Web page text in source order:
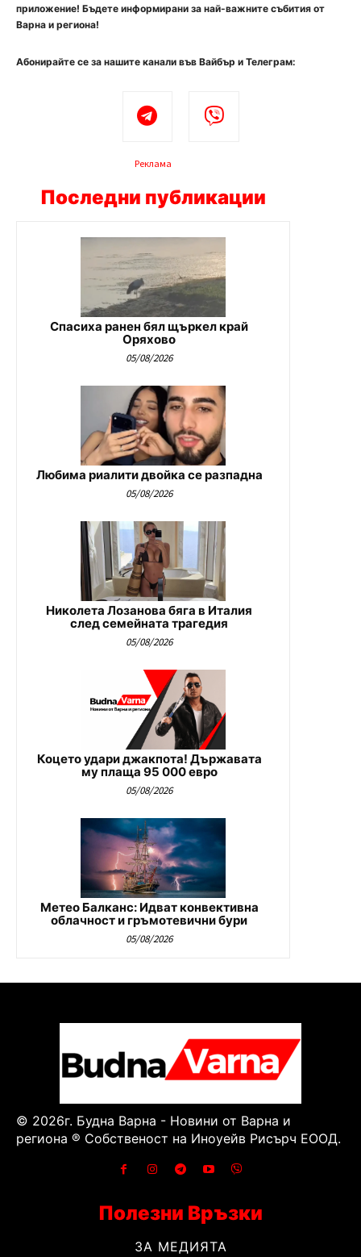
приложение! Бъдете информирани за най-важните събития от
Варна и региона!
Абонирайте се за нашите канали във Вайбър и Телеграм:
Реклама
Последни публикации
Спасиха ранен бял щъркел край
Оряхово
05/08/2026
Любима риалити двойка се разпадна
05/08/2026
Николета Лозанова бяга в Италия
след семейната трагедия
05/08/2026
Коцето удари джакпота! Държавата
му плаща 95 000 евро
05/08/2026
Метео Балканс: Идват конвективна
облачност и гръмотевични бури
05/08/2026
© 2026г. Будна Варна - Новини от Варна и
региона ® Собственост на Иноуейв Рисърч ЕООД.
Полезни Връзки
ЗА МЕДИЯТА